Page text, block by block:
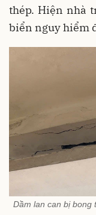
thép. Hiện nhà
biển nguy hiểm
Dầm lan can bị bong